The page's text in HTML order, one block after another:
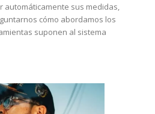
automáticamente sus medidas,
cómo abordamos los
suponen al sistema